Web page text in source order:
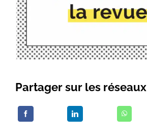
Partager sur les réseaux